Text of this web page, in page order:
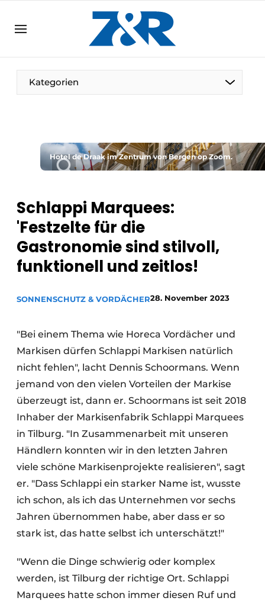
DE EN
DE
Kategorien
Hotel de Draak im Zentrum von Bergen op Zoom.
Schlappi Marquees:
'Festzelte für die
Gastronomie sind stilvoll,
funktionell und zeitlos!
SONNENSCHUTZ & VORDÄCHER28. November 2023
"Bei einem Thema wie Horeca Vordächer und
Markisen dürfen Schlappi Markisen natürlich
nicht fehlen", lacht Dennis Schoormans. Wenn
jemand von den vielen Vorteilen der Markise
überzeugt ist, dann er. Schoormans ist seit 2018
Inhaber der Markisenfabrik Schlappi Marquees
in Tilburg. "In Zusammenarbeit mit unseren
Händlern konnten wir in den letzten Jahren
viele schöne Markisenprojekte realisieren", sagt
er. "Dass Schlappi ein starker Name ist, wusste
ich schon, als ich das Unternehmen vor sechs
Jahren übernommen habe, aber dass er so
stark ist, das hatte selbst ich unterschätzt!"
"Wenn die Dinge schwierig oder komplex
werden, ist Tilburg der richtige Ort. Schlappi
Marquees hatte schon immer diesen Ruf und